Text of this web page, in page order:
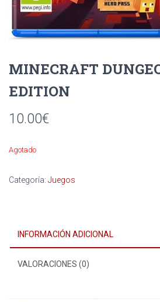
MINECRAFT
EDITION
10.00€
Agotado
Categoría: Juegos
INFORMACIÓN ADICIONAL
VALORACIONES (0)